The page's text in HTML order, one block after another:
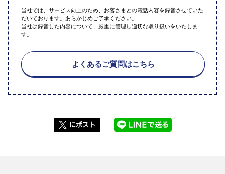
当社では、サービス向上のため、お客さまとの電話内容を録音させていた
だいております。あらかじめご了承ください。
当社は録音した内容について、厳重に管理し適切な取り扱いをいたしま
す。
よくあるご質問はこちら